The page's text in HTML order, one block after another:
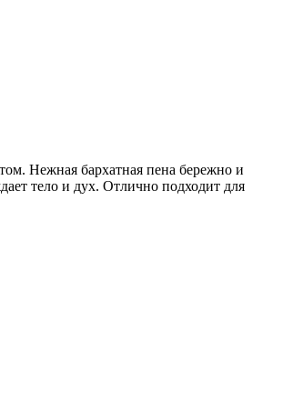
Нежная бархатная пена бережно и
тело и дух. Отлично подходит для